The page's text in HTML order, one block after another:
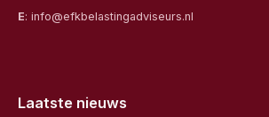
E: info@efkbelastingadviseurs.nl
Laatste nieuws